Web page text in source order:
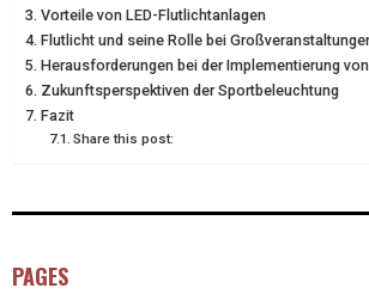
T
E
R
)
O
K S
T
Vorteile von LED-Flutlichtanlagen
Flutlicht und seine Rolle bei
Herausforderungen bei der Implementierung
Zukunftsperspektiven der Sportbeleuchtung
Fazit
Share this post:
PAGES